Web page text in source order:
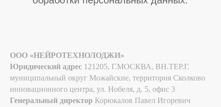
ООО «НЕЙРОТЕХНОЛОДЖИ»
Юридический адрес 121205, Г.МОСКВА, ВН.ТЕР.Г.
муниципальный округ Можайские, территория Сколково
инновационного центра, ул. Нобеля, д. 5, офис 3
Генеральный директор Корюкалов Павел Игоревич